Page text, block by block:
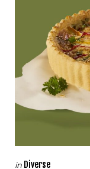
Categories
Posted
in Diverse